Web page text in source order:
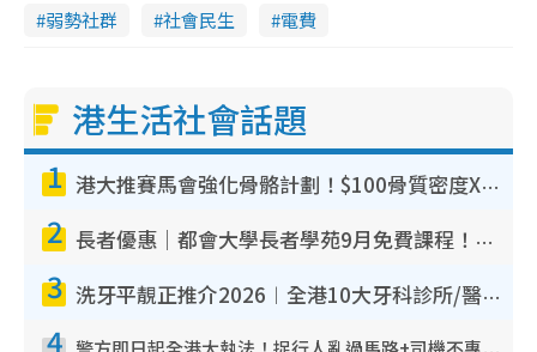
弱勢社群 社會民生 電費
港生活社會話題
1 港大推賽馬會強化骨骼計劃！$100骨質密度X光檢查 完成免費運動訓練送超市禮券！附參加資格
2 長者優惠｜都會大學長者學苑9月免費課程！多媒體/微電影創作/網絡安全 附報名方法教學
3 洗牙平靚正推介2026︱全港10大牙科診所/醫院懶人包 夜診至8點/鎮靜潔牙/醫療券適用
4